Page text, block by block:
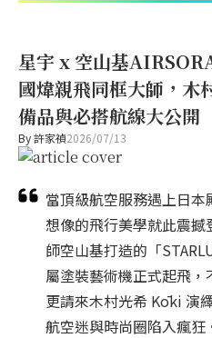
星宇 x 空山基
國煒親飛同框大師，木
備品與必搭航線大公開
By許家禎2026/07/13
當頂級航空服務遇上日
想像的飛行美學就此震
師空山基打造的「
屬塗裝藝術機正式起飛，
更請來木村光希 Kōki 演
航空迷與時尚圈陷入瘋狂